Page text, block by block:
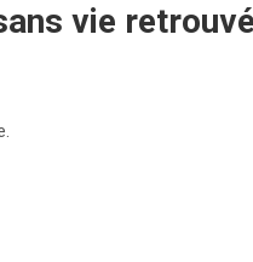
vie retrouvé